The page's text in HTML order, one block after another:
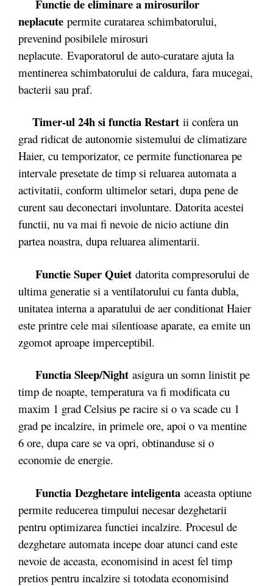
Functie de eliminare a mirosurilor
neplacute permite curatarea schimbatorului,
prevenind posibilele mirosuri
neplacute. Evaporatorul de auto-curatare ajuta la
mentinerea schimbatorului de caldura, fara mucegai,
bacterii sau praf.
Timer-ul 24h si functia Restart ii confera un
grad ridicat de autonomie sistemului de climatizare
Haier, cu temporizator, ce permite functionarea pe
intervale presetate de timp si reluarea automata a
activitatii, conform ultimelor setari, dupa pene de
curent sau deconectari involuntare. Datorita acestei
functii, nu va mai fi nevoie de nicio actiune din
partea noastra, dupa reluarea alimentarii.
Functie Super Quiet datorita compresorului de
ultima generatie si a ventilatorului cu fanta dubla,
unitatea interna a aparatului de aer conditionat Haier
este printre cele mai silentioase aparate, ea emite un
zgomot aproape imperceptibil.
Functia Sleep/Night asigura un somn linistit pe
timp de noapte, temperatura va fi modificata cu
maxim 1 grad Celsius pe racire si o va scade cu 1
grad pe incalzire, in primele ore, apoi o va mentine
6 ore, dupa care se va opri, obtinanduse si o
economie de energie.
Functia Dezghetare inteligenta aceasta optiune
permite reducerea timpului necesar dezghetarii
pentru optimizarea functiei incalzire. Procesul de
dezghetare automata incepe doar atunci cand este
nevoie de aceasta, economisind in acest fel timp
pretios pentru incalzire si totodata economisind